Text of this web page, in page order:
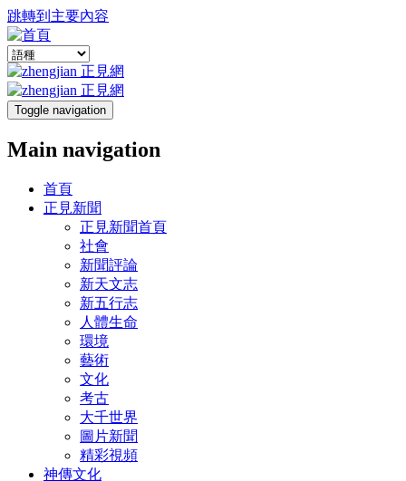
跳轉到主要內容
Toggle navigation
Main navigation
首頁
正見新聞
正見新聞首頁
社會
新聞評論
新天文志
新五行志
人體生命
環境
藝術
文化
考古
大千世界
圖片新聞
精彩視頻
神傳文化